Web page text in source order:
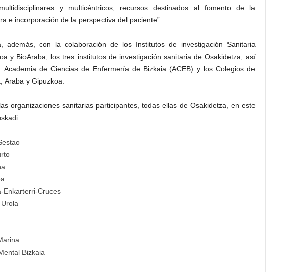
y multicéntricos; recursos destinados al fomento de la
e incorporación de la perspectiva del paciente”.
además, con la colaboración de los Institutos de investigación Sanitaria
y BioAraba, los tres institutos de investigación sanitaria de Osakidetza, así
Academia de Ciencias de Enfermería de Bizkaia (ACEB) y los Colegios de
Araba y Gipuzkoa.
organizaciones sanitarias participantes, todas ellas de Osakidetza, en este
Enkarterri-Cruces
Bizkaia